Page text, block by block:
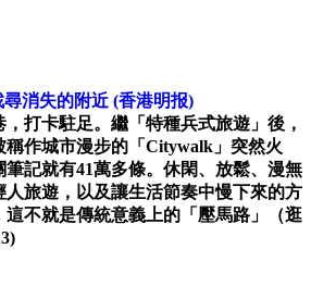
消失的附近 (香港明报)
，打卡駐足。繼「特種兵式旅遊」後，
稱作城市漫步的「Citywalk」突然火
記就有41萬多條。休閑、放鬆、漫無
人旅遊，以及讓生活節奏中慢下來的方
不就是傳統意義上的「壓馬路」（逛